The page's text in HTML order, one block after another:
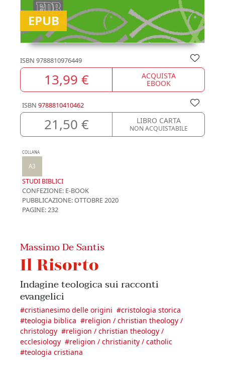
EPUB
ISBN 9788810976449
13,99 € ACQUISTA
EBOOK
ISBN 9788810410462
21,50 € LIBRO CARTA
NON ACQUISTABILE
COLLANA
A3
STUDI BIBLICI
CONFEZIONE: E-BOOK
PUBBLICAZIONE:OTTOBRE 2020
PAGINE: 232
Massimo De Santis
Il Risorto
Indagine teologica sui racconti
evangelici
#cristianesimo delle origini #cristologia storica
#teologia biblica #religion / christian theology /
christology #religion / christian theology /
ecclesiology #religion / christianity / catholic
#teologia cristiana